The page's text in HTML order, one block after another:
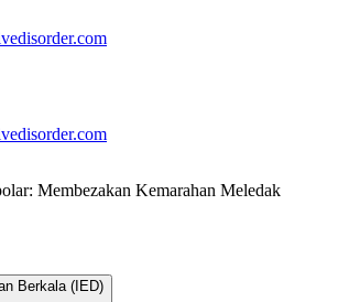
Membezakan Kemarahan Meledak
Berkala (IED)